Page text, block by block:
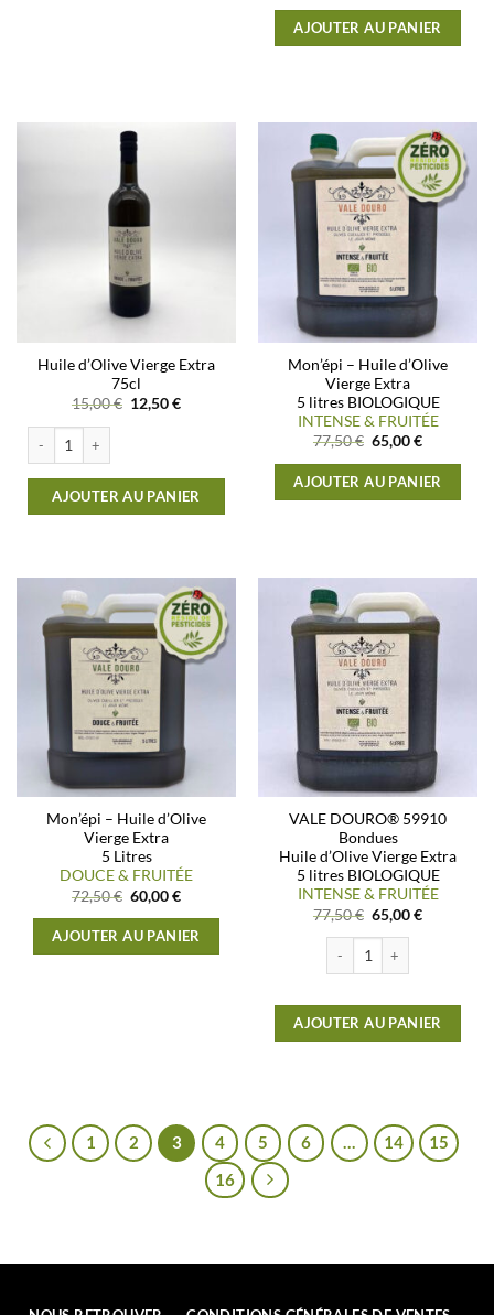
AJOUTER AU PANIER
Huile d’Olive Vierge Extra
75cl
15,00€ Le
prix
12,50€Le
AJOUTER AU PANIER
Mon’épi – Huile d’Olive
Vierge Extra
5 litres BIOLOGIQUE
INTENSE & FRUITÉE
77,50€ Le
prix
initial
était :
77,50 €.
65,00€Le
actuel
est :
65,00 €.
AJOUTER AU PANIER
Mon’épi – Huile d’Olive
Vierge Extra
5 Litres
DOUCE & FRUITÉE
72,50€ Le
prix
initial
était :
72,50 €.
60,00€Le
actuel
est :
60,00 €.
AJOUTER AU PANIER
VALE DOURO® 59910
Bondues
Huile d’Olive Vierge Extra
5 litres BIOLOGIQUE
INTENSE & FRUITÉE
77,50€ Le
prix
initial
était :
77,50 €.
65,00€Le
quantité de VALE
AJOUTER AU PANIER
1 2 3 4 5 6 … 14
15
16